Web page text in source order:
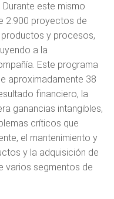
Durante este mismo
2.900 proyectos de
y procesos,
a la
Este programa
aproximadamente 38
financiero, la
ganancias intangibles,
críticos que
el mantenimiento y
y la adquisición de
varios segmentos de